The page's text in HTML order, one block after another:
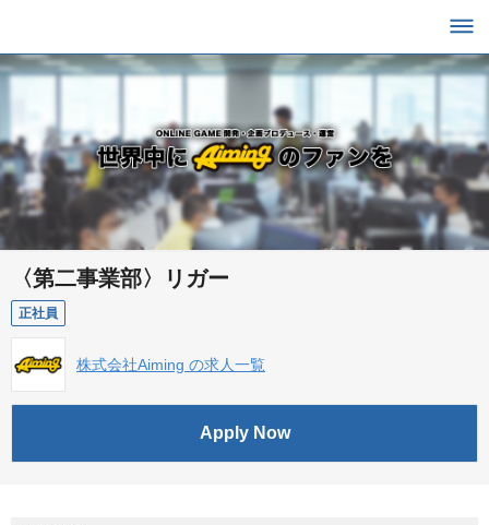
〈第二事業部〉リガー
正社員
株式会社Aiming の求人一覧
Apply Now